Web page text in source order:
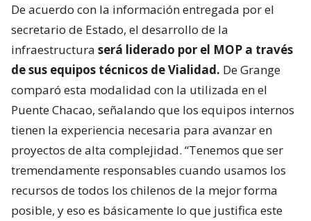
De acuerdo con la información entregada por el
secretario de Estado, el desarrollo de la
infraestructura será liderado por el MOP a través
de sus equipos técnicos de Vialidad. De Grange
comparó esta modalidad con la utilizada en el
Puente Chacao, señalando que los equipos internos
tienen la experiencia necesaria para avanzar en
proyectos de alta complejidad. “Tenemos que ser
tremendamente responsables cuando usamos los
recursos de todos los chilenos de la mejor forma
posible, y eso es básicamente lo que justifica este